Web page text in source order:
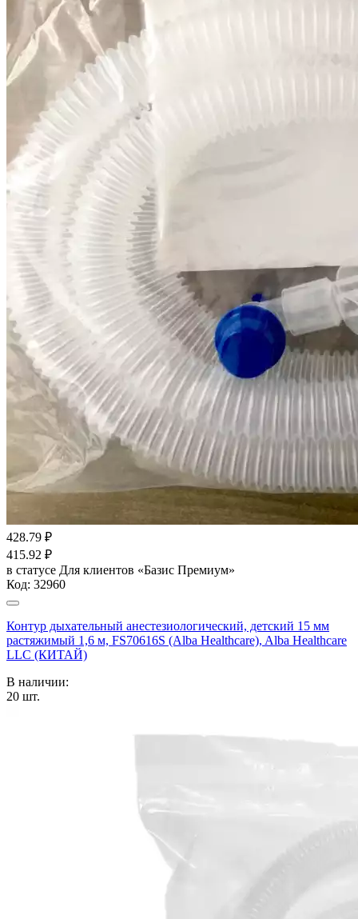
428.79 ₽
415.92 ₽
в статусе Для клиентов «Базис Премиум»
Код: 32960
Контур дыхательный анестезиологический, детский 15 мм
растяжимый 1,6 м, FS70616S (Alba Healthcare), Alba Healthcare
LLC (КИТАЙ)
В наличии:
20 шт.